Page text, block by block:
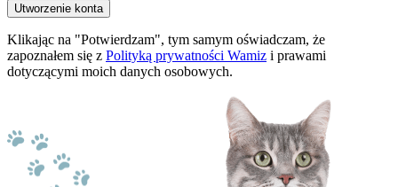
Utworzenie konta
Klikając na "Potwierdzam", tym samym oświadczam, że
zapoznałem się z Polityką prywatności Wamiz i prawami
dotyczącymi moich danych osobowych.